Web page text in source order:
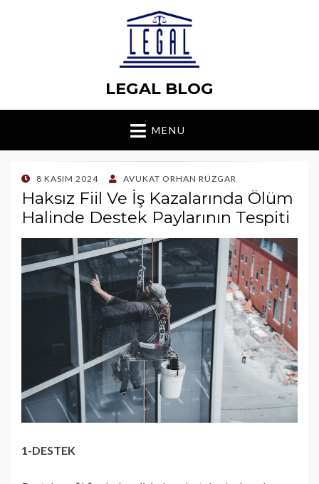
LEGAL BLOG
MENU
POSTED
ON
8 KASIM 2024 AVUKAT ORHAN RÜZGAR
Haksız Fiil Ve İş Kazalarında Ölüm
Halinde Destek Paylarının Tespiti
1-DESTEK